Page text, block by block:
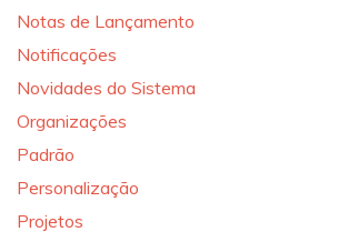
Notas de Lançamento
Notificações
Novidades do Sistema
Organizações
Padrão
Personalização
Projetos